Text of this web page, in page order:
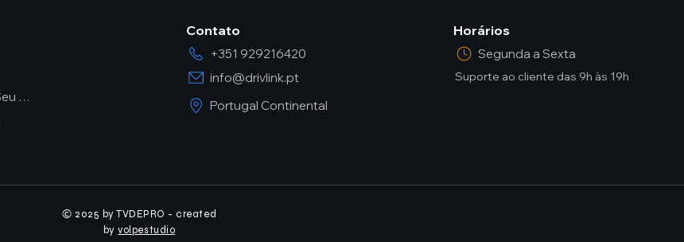
Rentabilize o Seu Carro
Contato
+351 929216420
info@drivlink.pt
Portugal Continental
Horários
Segunda a Sexta
Suporte ao cliente das 9h às 19h
© 2025 by TVDEPRO - created
byvolpestudio